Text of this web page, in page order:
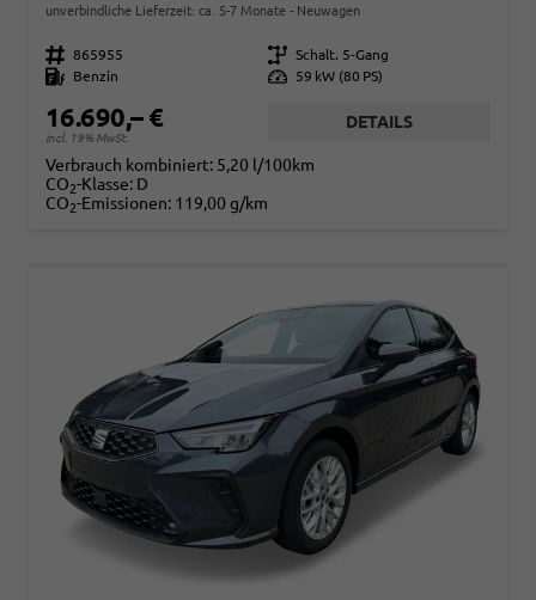
unverbindliche Lieferzeit: ca. 5-7 Monate Neuwagen
Fahrzeugnr. 865955 Getriebe Schalt. 5-Gang
Kraftstoff
Benzin Leistung 59 kW (80 PS)
16.690,– €
incl. 19% MwSt.
DETAILS
Verbrauch kombiniert: 5,20 l/100km
CO2-Klasse: D
CO2-Emissionen: 119,00 g/km